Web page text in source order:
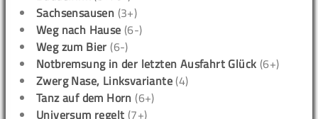
Sachsensausen (3+)
Weg nach Hause (6-)
Weg zum Bier (6-)
Notbremsung in der letzten Ausfahrt Glück (6+)
Zwerg Nase, Linksvariante (4)
Tanz auf dem Horn (6+)
Universum regelt (7+)